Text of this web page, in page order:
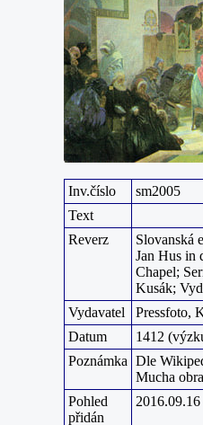
Inv.číslo
sm2005
Text
Reverz
Slovanská
Jan Hus in
Chapel;
Kusák;
Vydavatel
Pressfoto,
Datum
1412
Poznámka Dle
Mucha
Pohled
přidán
2016.09.16